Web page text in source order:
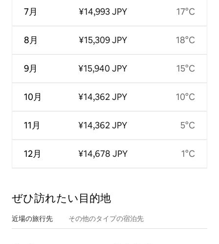
7月
8月
9月
10月
11月
12月
¥14,993 JPY
¥15,309 JPY
¥15,940 JPY
¥14,362 JPY
¥14,362 JPY
¥14,678 JPY
17°C
18°C
15°C
10°C
5°C
1°C
ぜひ訪⁠れ⁠た⁠い目⁠的⁠地
近場の旅行先 その他のタ⁠イ⁠プ⁠の宿⁠泊⁠先